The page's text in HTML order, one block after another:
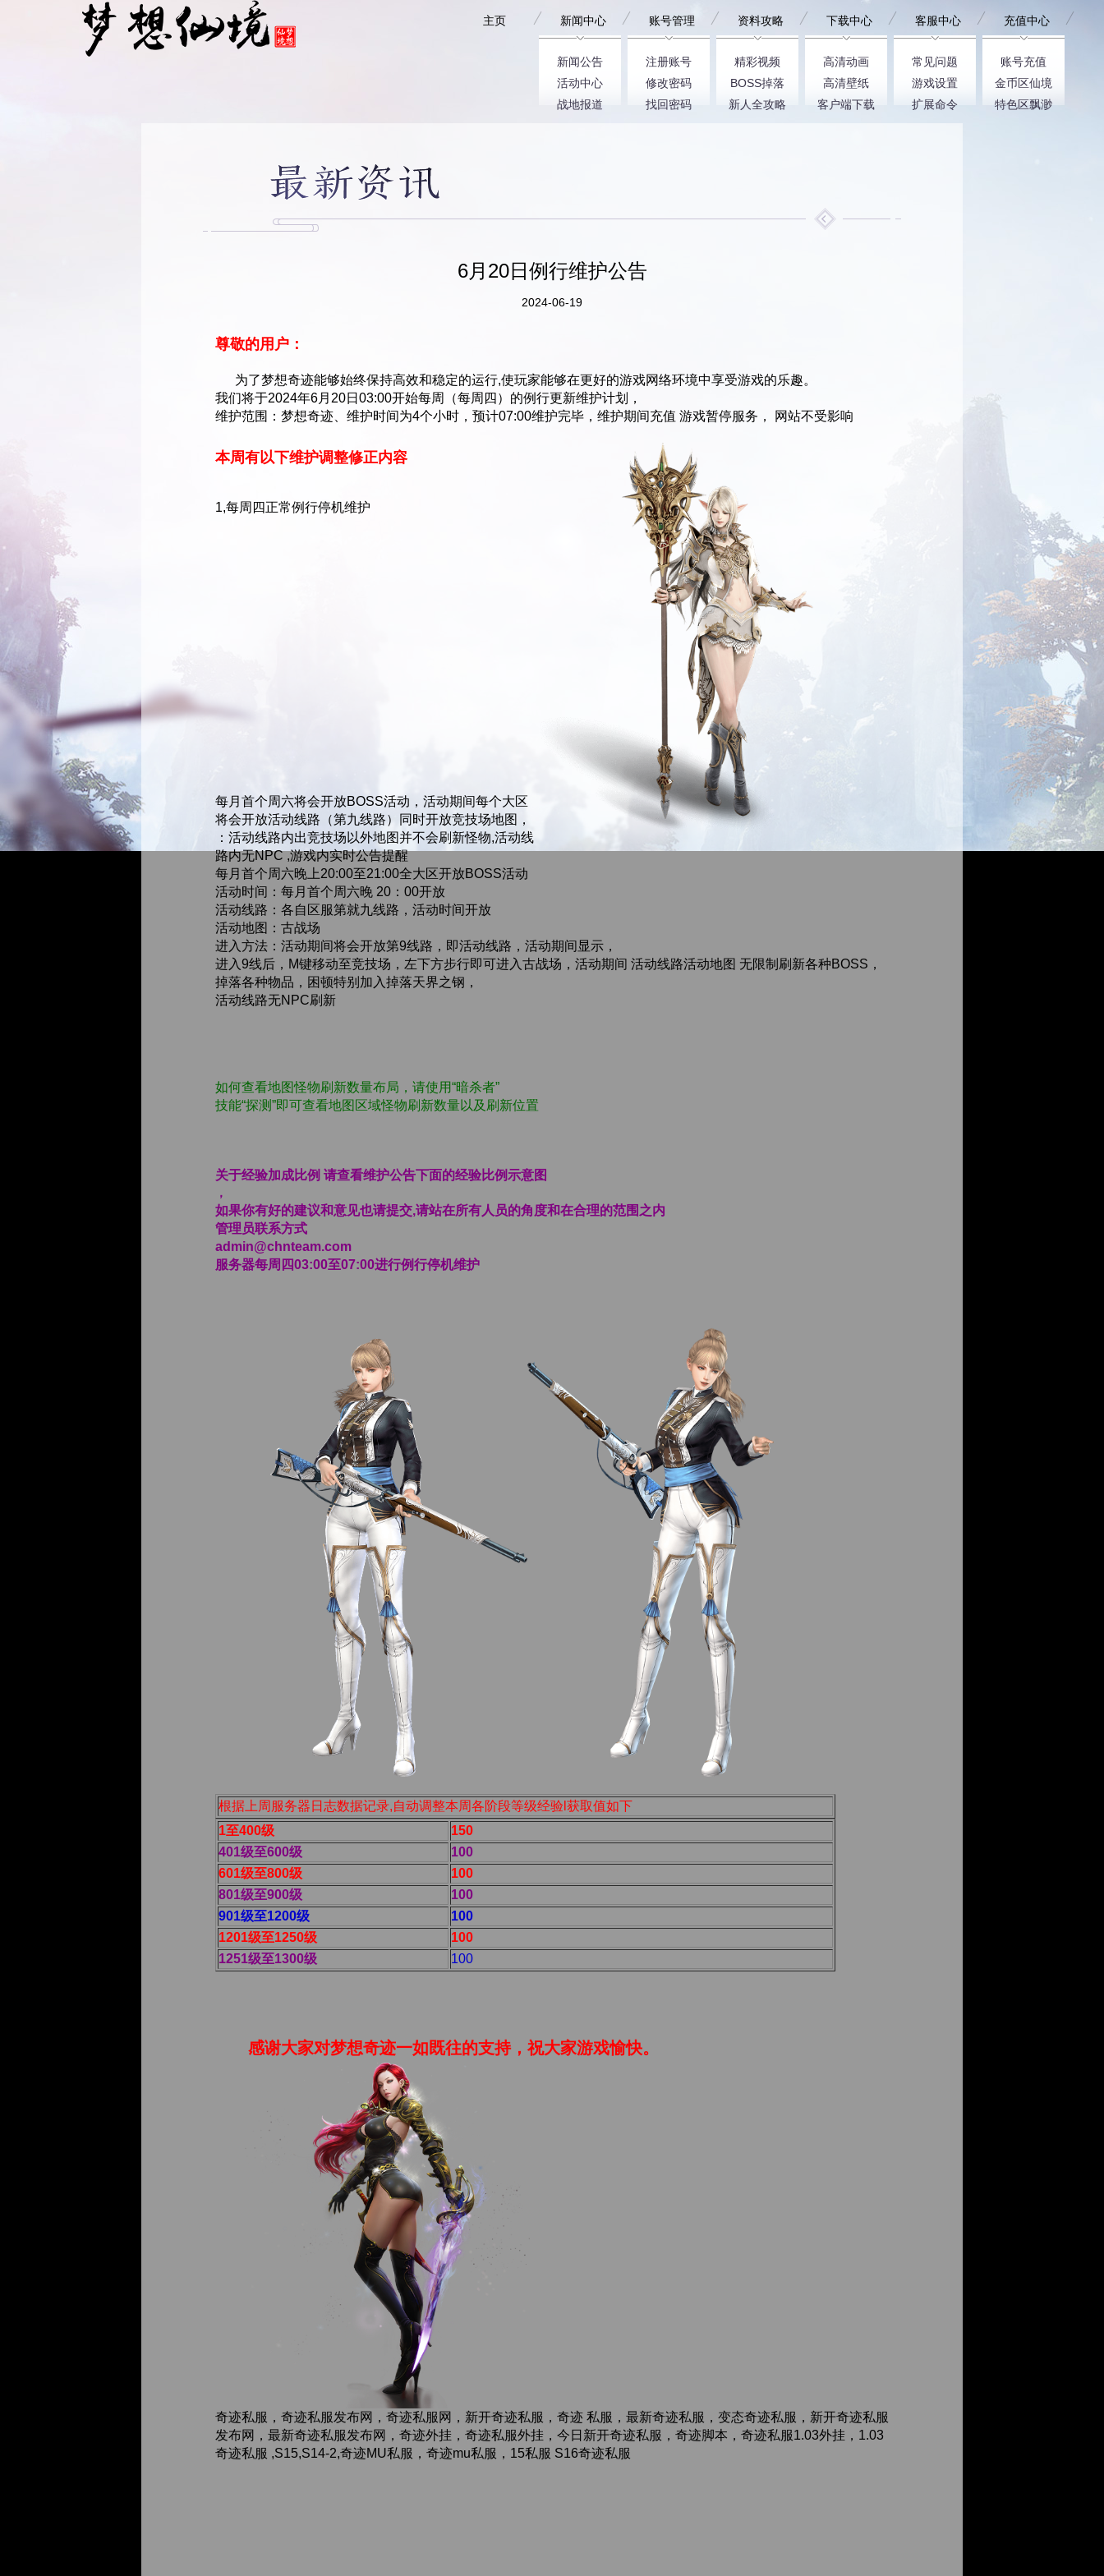
主页 新闻中心
新闻公告
活动中心
战地报道
账号管理
注册账号
修改密码
找回密码
资料攻略
精彩视频
BOSS掉落
新人全攻略
下载中心
高清动画
高清壁纸
客户端下载
客服中心
常见问题
游戏设置
扩展命令
充值中心
账号充值
金币区仙境
特色区飘渺
6月20日例行维护公告
2024-06-19
尊敬的用户：
为了梦想奇迹能够始终保持高效和稳定的运行,使玩家能够在更好的游戏网络环境中享受游戏的乐趣。
我们将于2024年6月20日03:00开始每周（每周四）的例行更新维护计划，
维护范围：梦想奇迹、维护时间为4个小时，预计07:00维护完毕，维护期间充值 游戏暂停服务， 网站不受影响
本周有以下维护调整修正内容
1,每周四正常例行停机维护
每月首个周六将会开放BOSS活动，活动期间每个大区
将会开放活动线路（第九线路）同时开放竞技场地图，
：活动线路内出竞技场以外地图并不会刷新怪物,活动线
路内无NPC ,游戏内实时公告提醒
每月首个周六晚上20:00至21:00全大区开放BOSS活动
活动时间：每月首个周六晚 20：00开放
活动线路：各自区服第就九线路，活动时间开放
活动地图：古战场
进入方法：活动期间将会开放第9线路，即活动线路，活动期间显示，
进入9线后，M键移动至竞技场，左下方步行即可进入古战场，活动期间 活动线路活动地图 无限制刷新各种BOSS，
掉落各种物品，困顿特别加入掉落天界之钢，
活动线路无NPC刷新
如何查看地图怪物刷新数量布局，请使用“暗杀者”
技能“探测”即可查看地图区域怪物刷新数量以及刷新位置
关于经验加成比例 请查看维护公告下面的经验比例示意图
，
如果你有好的建议和意见也请提交,请站在所有人员的角度和在合理的范围之内
管理员联系方式
admin@chnteam.com
服务器每周四03:00至07:00进行例行停机维护
根据上周服务器日志数据记录,自动调整本周各阶段等级经验l获取值如下
1至400级
150
401级至600级
100
601级至800级
100
801级至900级
100
901级至1200级
100
1201级至1250级
100
1251级至1300级
100
感谢大家对梦想奇迹一如既往的支持，祝大家游戏愉快。
奇迹私服，奇迹私服发布网，奇迹私服网，新开奇迹私服，奇迹 私服，最新奇迹私服，变态奇迹私服，新开奇迹私服
发布网，最新奇迹私服发布网，奇迹外挂，奇迹私服外挂，今日新开奇迹私服，奇迹脚本，奇迹私服1.03外挂，1.03
奇迹私服 ,S15,S14-2,奇迹MU私服，奇迹mu私服，15私服 S16奇迹私服